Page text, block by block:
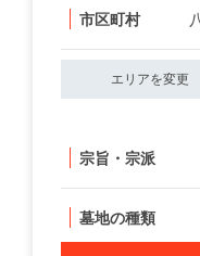
市区町村
エリアを変更
宗旨・宗派
墓地の種類